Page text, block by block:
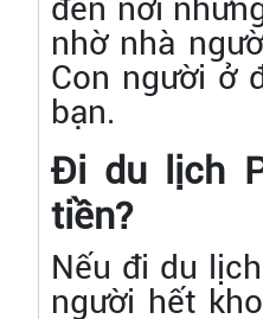
đến nơi
nhờ nhà
Con người ở
bạn.
Đi du lịch
tiền?
Nếu đi du
người hết